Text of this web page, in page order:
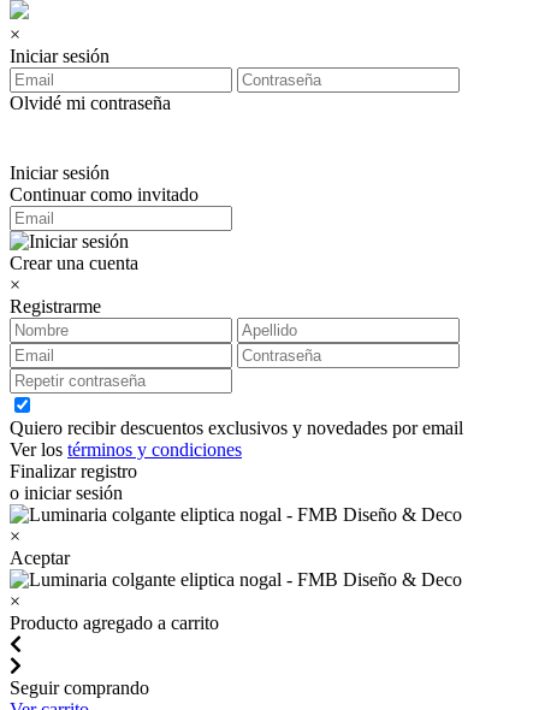
×
Iniciar sesión
Olvidé mi contraseña
Iniciar sesión
Continuar como invitado
Crear una cuenta
×
Registrarme
Quiero recibir descuentos exclusivos y novedades por email
Ver los términos y condiciones
Finalizar registro
o iniciar sesión
×
Aceptar
×
Producto agregado a carrito
Seguir comprando